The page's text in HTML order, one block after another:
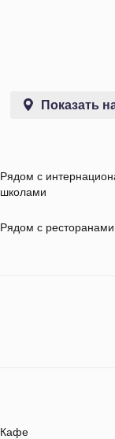
Показать
Рядом с
школами
Рядом с ресторанами
Кафе